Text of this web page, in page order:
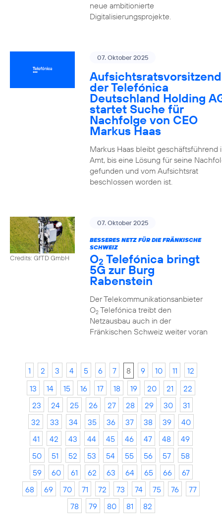
neue ambitionierte
Digitalisierungsprojekte.
07. Oktober 2025
der Telefónica
Deutschland Holding
startet Suche für
Nachfolge von CEO
Markus Haas
Markus Haas bleibt geschäftsführend
Amt, bis eine Lösung für seine
gefunden und vom Aufsichtsrat
beschlossen worden ist.
Credits: GfTD GmbH
07. Oktober 2025
BESSERES NETZ FÜR DIE FRÄNKISCHE
SCHWEIZ
O2 Telefónica bringt
5G zur Burg
Rabenstein
Der Telekommunikationsanbieter
O2Telefónica treibt den
Netzausbau auch in der
Fränkischen Schweiz weiter voran
1 2 3 4 5 6 7 8 9 10 11
12
13
14 15 16 17 18 19 20 21
22
23
24 25 26 27 28 29 30
31
32
33 34 35 36 37 38 39
40
41
42 43 44 45 46 47 48
49
50
51 52 53 54 55 56 57
58
59
60 61 62 63 64 65 66
67
68
69 70 71 72 73 74 75 76
77
78
79 80 81 82